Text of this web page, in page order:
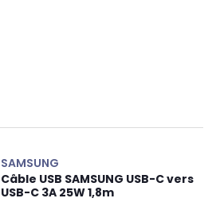
SAMSUNG
Câble USB SAMSUNG USB-C vers
USB-C 3A 25W 1,8m